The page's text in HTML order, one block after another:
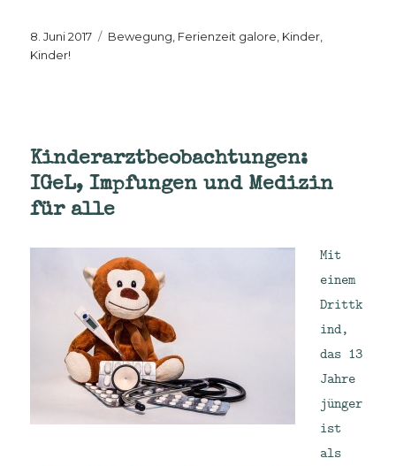
Veröffentlicht
am
8. Juni 2017 Kategorien
Bewegung Ferienzeit galore Kinder,
Kinder!
Kinderarztbeobachtungen:
IGeL, Impfungen und Medizin
für alle
Mit
einem
Drittk
ind,
das 13
Jahre
jünger
ist
als